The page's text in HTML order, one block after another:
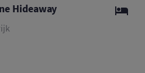
Hideaway